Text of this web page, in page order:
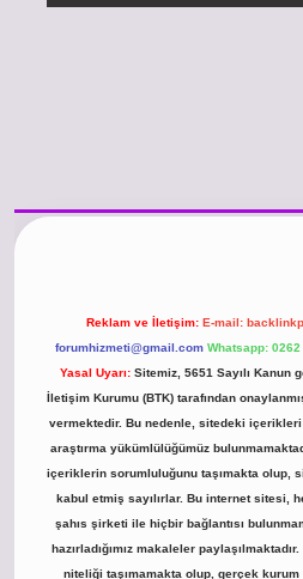
Reklam ve İletişim: E-mail:
forumhizmeti@gmail.com Whatsapp:
Yasal Uyarı: Sitemiz, 5651 Sayılı Kanun
İletişim Kurumu (BTK) tarafından
vermektedir. Bu nedenle, sitedeki
araştırma yükümlülüğümüz
içeriklerin sorumluluğunu taşımakta olup,
kabul etmiş sayılırlar. Bu internet sitesi,
şahıs şirketi ile hiçbir bağlantısı
hazırladığımız makaleler
niteliği taşımamakta olup, gerçek